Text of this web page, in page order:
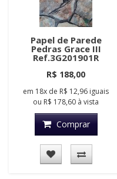
Papel de Parede
Pedras Grace III
Ref.3G201901R
R$ 188,00
em 18x de R$ 12,96 iguais
ou R$ 178,60 à vista
Comprar